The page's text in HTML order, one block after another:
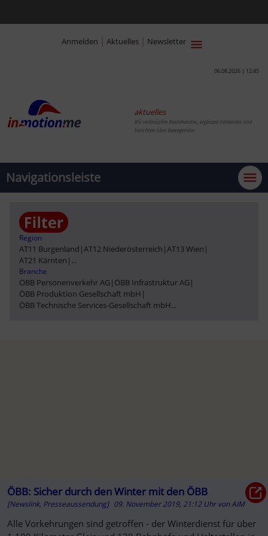
Anmelden | Aktuelles | Newsletter
06.08.2026 | 12:45
aktuelles
Wir verknüpfen Bestehendes, ergänzen Fehlendes und
berichten über Bewegendes
Navigationsleiste
Region
AT11 Burgenland |AT12 Niederösterreich |AT13 Wien |
AT21 Kärnten | ...
Branche
ÖBB Personenverkehr AG| ÖBB Infrastruktur AG|
ÖBB Produktion Gesellschaft mbH |
ÖBB Technische Services-Gesellschaft mbH...
ÖBB: Sicher durch den Winter mit den ÖBB
[Newslink, Presseaussendung] 09. November 2019, 21:12 Uhr vonAIM
Alle Vorkehrungen sind getroffen - der Winterdienst für über